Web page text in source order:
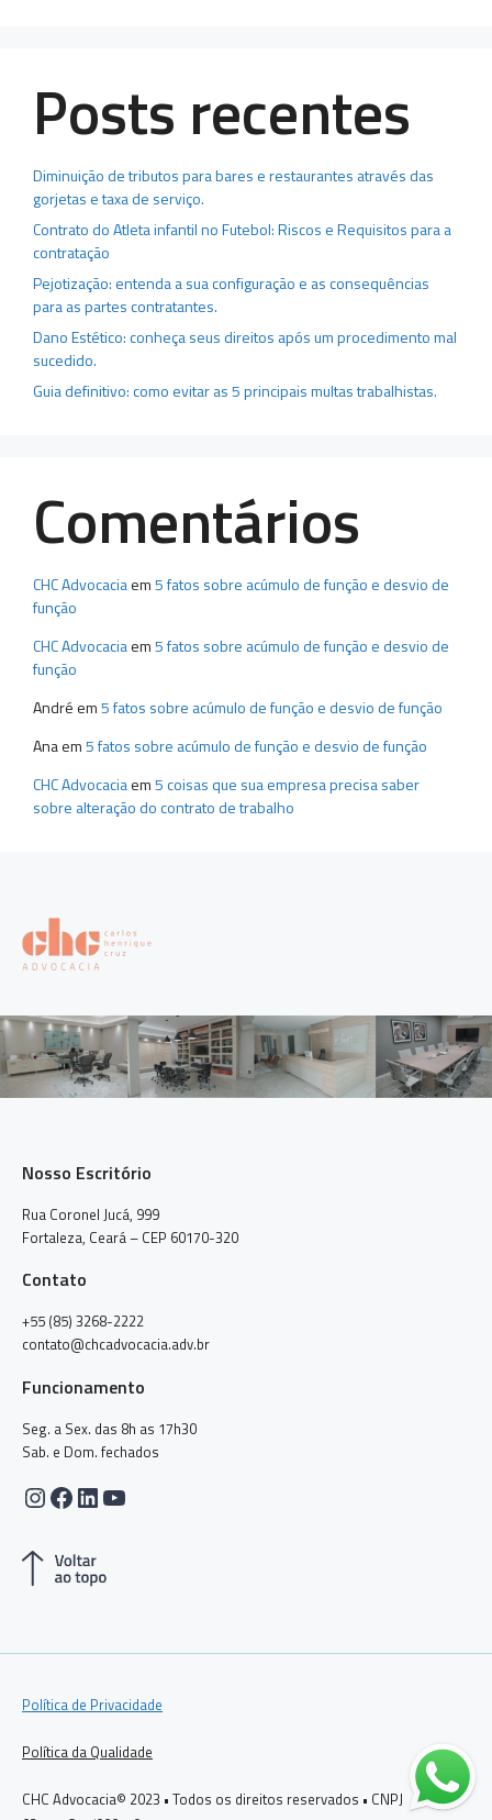
Posts recentes
Diminuição de tributos para bares e restaurantes através das
gorjetas e taxa de serviço.
Contrato do Atleta infantil no Futebol: Riscos e Requisitos para a
contratação
Pejotização: entenda a sua configuração e as consequências
para as partes contratantes.
Dano Estético: conheça seus direitos após um procedimento mal
sucedido.
Guia definitivo: como evitar as 5 principais multas trabalhistas.
Comentários
CHC Advocaciaem5 fatos sobre acúmulo de função e desvio de
função
CHC Advocaciaem5 fatos sobre acúmulo de função e desvio de
função
André em5 fatos sobre acúmulo de função e desvio de função
Anaem5 fatos sobre acúmulo de função e desvio de função
CHC Advocaciaem5 coisas que sua empresa precisa saber
sobre alteração do contrato de trabalho
Nosso Escritório
Rua Coronel Jucá, 999
Fortaleza, Ceará – CEP 60170-320
Contato
+55 (85) 3268-2222
contato@chcadvocacia.adv.br
Funcionamento
Seg. a Sex. das 8h as 17h30
Sab. e Dom. fechados
Instagram
Facebook
LinkedIn
Youtube
Política de Privacidade
Política da Qualidade
CHC Advocacia© 2023 • Todos os direitos reservados • CNPJ